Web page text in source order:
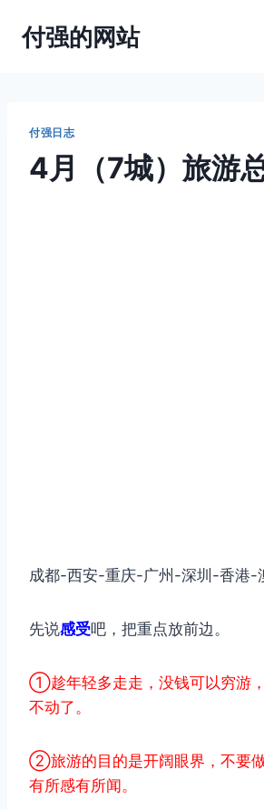
付强的网站
付强日志
4月（7城）旅游
成都-西安-重庆-广州-深圳-香港-
先说感受吧，把重点放前边。
①趁年轻多走走，没钱可以穷游
不动了。
②旅游的目的是开阔眼界，不要
有所感有所闻。